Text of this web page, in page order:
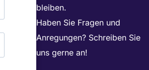
bleiben.
Haben Sie Fragen und
Anregungen? Schreiben Sie
uns gerne an!